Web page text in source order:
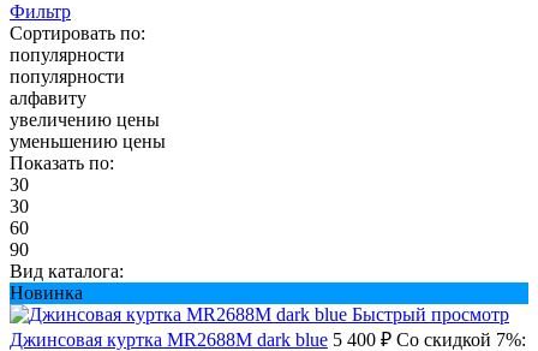
Фильтр
Сортировать по:
популярности
популярности
алфавиту
увеличению цены
уменьшению цены
Показать по:
30
30
60
90
Вид каталога:
Новинка
Быстрый просмотр
Джинсовая куртка MR2688M dark blue 5 400 ₽ Со скидкой 7%: